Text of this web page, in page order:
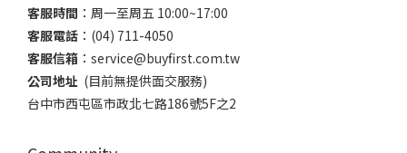
客服時間 ：​周一至周五 10:00~17:00
客服電話 ​：(04) 711-4050
客服信箱 ：​service@buyfirst.com.tw
公司地址 (目前無提供面交服務) ​
台中市西屯區市政北七路186號5F之2